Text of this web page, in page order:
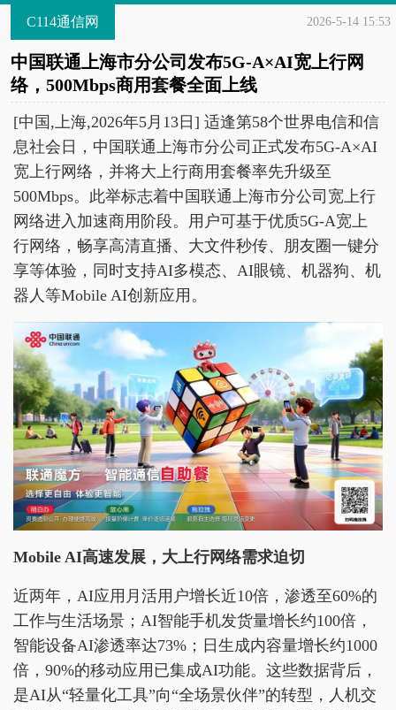
C114通信网 2026-5-14 15:53
中国联通上海市分公司发布5G-A×AI宽上行网
络，500Mbps商用套餐全面上线
[中国,上海,2026年5月13日] 适逢第58个世界电信和信
息社会日，中国联通上海市分公司正式发布5G‑A×AI
宽上行网络，并将大上行商用套餐率先升级至
500Mbps。此举标志着中国联通上海市分公司宽上行
网络进入加速商用阶段。用户可基于优质5G-A宽上
行网络，畅享高清直播、大文件秒传、朋友圈一键分
享等体验，同时支持AI多模态、AI眼镜、机器狗、机
器人等Mobile AI创新应用。
Mobile AI高速发展，大上行网络需求迫切
近两年，AI应用月活用户增长近10倍，渗透至60%的
工作与生活场景；AI智能手机发货量增长约100倍，
智能设备AI渗透率达73%；日生成内容量增长约1000
倍，90%的移动应用已集成AI功能。这些数据背后，
是AI从“轻量化工具”向“全场景伙伴”的转型，人机交